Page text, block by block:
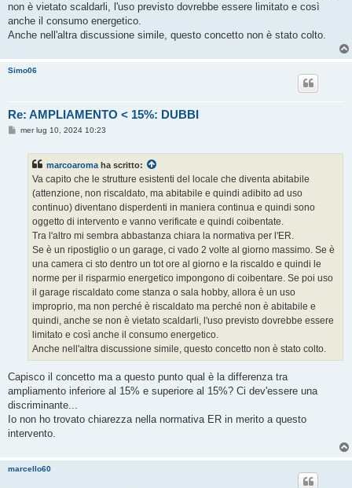
non è vietato scaldarli, l'uso previsto dovrebbe essere limitato e così
anche il consumo energetico.
Anche nell'altra discussione simile, questo concetto non è stato colto.
Simo06
Re: AMPLIAMENTO < 15%: DUBBI
Mmer lug 10, 2024 10:23
marcoaroma ha scritto:
Va capito che le strutture esistenti del locale che diventa abitabile
(attenzione, non riscaldato, ma abitabile e quindi adibito ad uso
continuo) diventano disperdenti in maniera continua e quindi sono
oggetto di intervento e vanno verificate e quindi coibentate.
Tra l'altro mi sembra abbastanza chiara la normativa per l'ER.
Se è un ripostiglio o un garage, ci vado 2 volte al giorno massimo. Se è
una camera ci sto dentro un tot ore al giorno e la riscaldo e quindi le
norme per il risparmio energetico impongono di coibentare. Se poi uso
il garage riscaldato come stanza o sala hobby, allora è un uso
improprio, ma non perché è riscaldato ma perché non è abitabile e
quindi, anche se non è vietato scaldarli, l'uso previsto dovrebbe essere
limitato e così anche il consumo energetico.
Anche nell'altra discussione simile, questo concetto non è stato colto.
Capisco il concetto ma a questo punto qual è la differenza tra
ampliamento inferiore al 15% e superiore al 15%? Ci dev'essere una
discriminante...
Io non ho trovato chiarezza nella normativa ER in merito a questo
intervento.
marcello60